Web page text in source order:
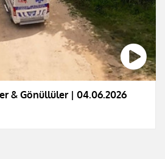
& Gönüllüler | 04.06.2026